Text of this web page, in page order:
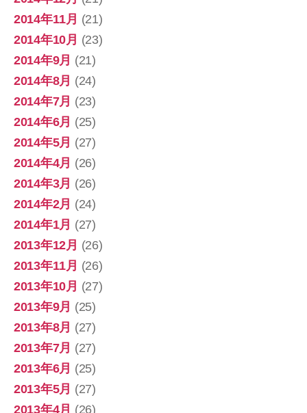
2014年11月 (21)
2014年10月 (23)
2014年9月 (21)
2014年8月 (24)
2014年7月 (23)
2014年6月 (25)
2014年5月 (27)
2014年4月 (26)
2014年3月 (26)
2014年2月 (24)
2014年1月 (27)
2013年12月 (26)
2013年11月 (26)
2013年10月 (27)
2013年9月 (25)
2013年8月 (27)
2013年7月 (27)
2013年6月 (25)
2013年5月 (27)
2013年4月 (26)